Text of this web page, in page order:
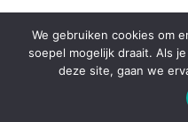
Savona thema
We gebruiken cookies om
soepel mogelijk draait. Als
deze site, gaan we